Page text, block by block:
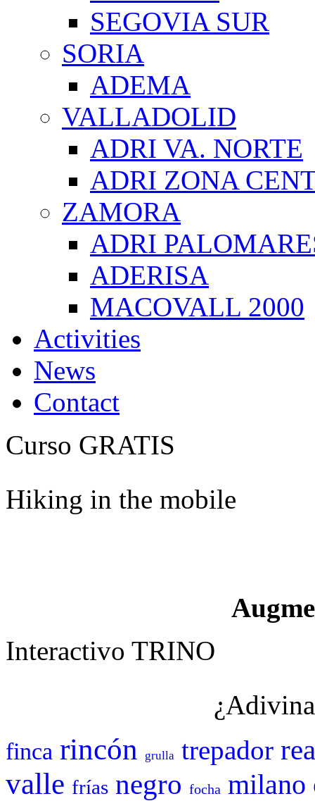
SEGOVIA SUR
SORIA
ADEMA
VALLADOLID
ADRI VA. NORTE
ADRI ZONA
ZAMORA
ADRI
ADERISA
MACOVALL 2000
Activities
News
Contact
Curso GRATIS
Hiking in the mobile
Interactivo TRINO
finca rincón grulla trepador
valle frías negro focha milano